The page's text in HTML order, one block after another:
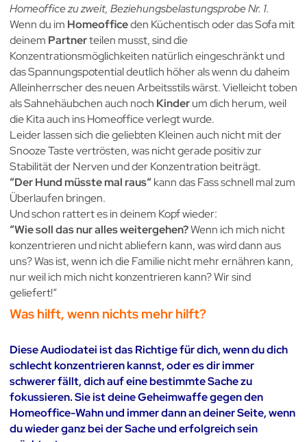
Homeoffice zu zweit, Beziehungsbelastungsprobe Nr. 1.
Wenn du im Homeofficeden Küchentisch oder das Sofa mit
deinem Partnerteilen musst, sind die
Konzentrationsmöglichkeiten natürlich eingeschränkt und
das Spannungspotential deutlich höher als wenn du daheim
Alleinherrscher des neuen Arbeitsstils wärst. Vielleicht toben
als Sahnehäubchen auch noch Kinderum dich herum, weil
die Kita auch ins Homeoffice verlegt wurde.
Leider lassen sich die geliebten Kleinen auch nicht mit der
Snooze Taste vertrösten, was nicht gerade positiv zur
Stabilität der Nerven und der Konzentration beiträgt.
“Der Hund müsste mal raus“kann das Fass schnell mal zum
Überlaufen bringen.
Und schon rattert es in deinem Kopf wieder:
“Wie soll das nur alles weitergehen?Wenn ich mich nicht
konzentrieren und nicht abliefern kann, was wird dann aus
uns? Was ist, wenn ich die Familie nicht mehr ernähren kann,
nur weil ich mich nicht konzentrieren kann? Wir sind
geliefert!“
Was hilft, wenn nichts mehr hilft?
Diese Audiodatei ist das Richtige für dich, wenn du dich
schlecht konzentrieren kannst, oder es dir immer
schwerer fällt, dich auf eine bestimmte Sache zu
fokussieren. Sie ist deine Geheimwaffe gegen den
Homeoffice-Wahn und immer dann an deiner Seite, wenn
du wieder ganz bei der Sache und erfolgreich sein